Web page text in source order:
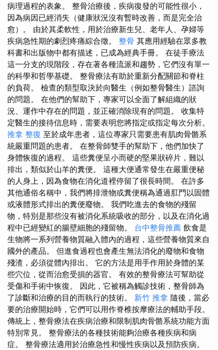
病理過程的表象。 整骨治療後，疾病復發的可能性很小，
因為病因已經消失（健康狀況沒有暫時改善，而是完全治
愈）。 由於其柔軟性，用於治療新生兒、老年人、孕婦等
疾病急性期的劇烈疼痛綜合徵。 整骨 其應用經驗在眾多教
科書和出版物中都有描述，已成為經典手冊。 在徒手療法
這一分支的現階段，存在著各種流派和趨勢，它們沒有單一
的科學和哲學基礎。 整骨療法有助於重新分配關節和脊柱
的負荷。 檢查的類型取決於向醫生（例如整骨醫生）諮詢
的問題。 在他們的幫助下，專家可以全面了解組織的狀
況、運作中存在的問題，並正確消除現有的問題。 收集特
定醫生的接待信息時，需要表明您將指定或指定每次分析。
推拿 整復 至於成年患者，這位專家只需要患有肌肉骨骼系
統嚴重問題的患者。 在整骨師雙手的幫助下，他們加快了
身體恢復的過程。 這些糞便呈小而硬的堅果狀碎片，難以
排出，類似於山羊的糞便。 這種大便通常發生在嚴重便秘
的人身上，因為食物在消化道裡停留了很長時間。 在許多
其他通俗名稱中，我們將排泄物或糞便稱為通過肛門以固體
或液體形式排出的糞便廢物。 我們吃進去的食物的殘留
物，特別是那些沒有被消化系統吸收的部分，以及在消化過
程中已經變紅的腸壁細胞的殘留物。 台中整骨推薦 飲食是
生物將一系列營養物質融入體內的過程，這些營養物質來自
國外的產品。 但進食過程也會產生無法消化的廢物和食物
殘渣，必須從體內排出。 它的方法是用手作用於身體的某
些穴位，從而治愈受損的器官。 有效的整骨療法可幫助從
受傷和手術中恢復。 因此，它被稱為觸診技術，整骨師為
了診斷和治療的目的而執行的技術。 新竹 推拿 隨後，當必
要的治療開始時，它們可以用作脊椎按摩療法的輔助手段。
傳統上，整骨療法在疾病治療和限制肌肉骨骼系統功能方面
特別常見。 整骨療法的各種技術能夠治療各種疾病和病
症。 整骨療法適用於治療急性和慢性疾病以及預防疾病。